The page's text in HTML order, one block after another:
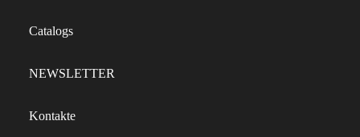
Catalogs
NEWSLETTER
Kontakte